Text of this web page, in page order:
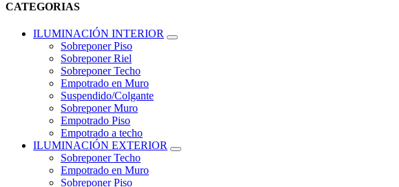
CATEGORIAS
ILUMINACIÓN INTERIOR
Sobreponer Piso
Sobreponer Riel
Sobreponer Techo
Empotrado en Muro
Suspendido/Colgante
Sobreponer Muro
Empotrado Piso
Empotrado a techo
ILUMINACIÓN EXTERIOR
Sobreponer Techo
Empotrado en Muro
Sobreponer Piso